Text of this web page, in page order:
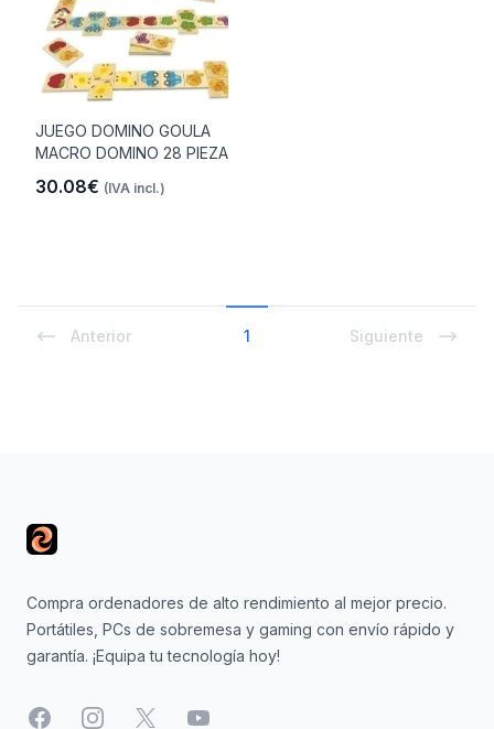
JUEGO DOMINO GOULA
MACRO DOMINO 28 PIEZA
30.08€ (IVA incl.)
Anterior 1 Siguiente
Compra ordenadores de alto rendimiento al mejor precio.
Portátiles, PCs de sobremesa y gaming con envío rápido y
garantía. ¡Equipa tu tecnología hoy!
FacebookInstagram
X YouTube